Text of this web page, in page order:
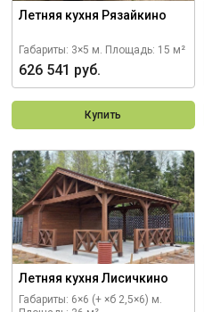
Летняя кухня Рязайкино
Габариты: 3×5 м. Площадь: 15 м²
626 541 руб.
Купить
Летняя кухня Лисичкино
Габариты: 6×6 (+ ×б 2,5×6) м.